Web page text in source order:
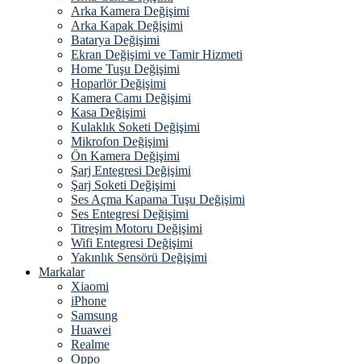
Arka Kamera Değişimi
Arka Kapak Değişimi
Batarya Değişimi
Ekran Değişimi ve Tamir Hizmeti
Home Tuşu Değişimi
Hoparlör Değişimi
Kamera Camı Değişimi
Kasa Değişimi
Kulaklık Soketi Değişimi
Mikrofon Değişimi
Ön Kamera Değişimi
Şarj Entegresi Değişimi
Şarj Soketi Değişimi
Ses Açma Kapama Tuşu Değişimi
Ses Entegresi Değişimi
Titreşim Motoru Değişimi
Wifi Entegresi Değişimi
Yakınlık Sensörü Değişimi
Markalar
Xiaomi
iPhone
Samsung
Huawei
Realme
Oppo